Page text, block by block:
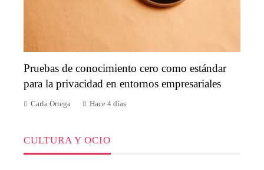
Pruebas de conocimiento cero como estándar
para la privacidad en entornos empresariales
Carla Ortega Hace 4 días
CULTURA Y OCIO